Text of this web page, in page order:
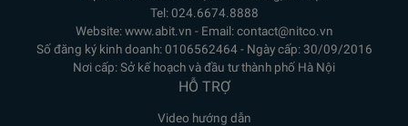
Tel: 024.6674.8888
Website: www.abit.vn - Email: contact@nitco.vn
Số đăng ký kinh doanh: 0106562464 - Ngày cấp: 30/09/2016
Nơi cấp: Sở kế hoạch và đầu tư thành phố Hà Nội
HỖ TRỢ
Video hướng dẫn